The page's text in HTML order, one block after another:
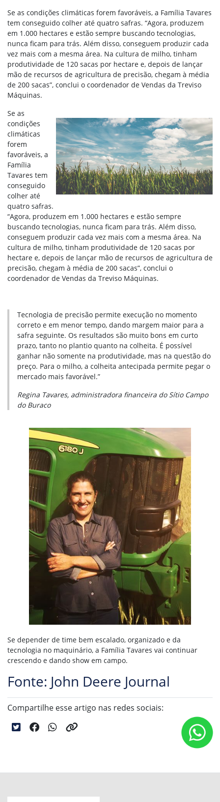
Se as condições climáticas forem favoráveis, a Família Tavares
tem conseguido colher até quatro safras. “Agora, produzem
em 1.000 hectares e estão sempre buscando tecnologias,
nunca ficam para trás. Além disso, conseguem produzir cada
vez mais com a mesma área. Na cultura de milho, tinham
produtividade de 120 sacas por hectare e, depois de lançar
mão de recursos de agricultura de precisão, chegam à média
de 200 sacas”, conclui o coordenador de Vendas da Treviso
Máquinas.
Se as
condições
climáticas
forem
favoráveis, a
Família
Tavares tem
conseguido
colher até
quatro safras.
“Agora, produzem em 1.000 hectares e estão sempre
buscando tecnologias, nunca ficam para trás. Além disso,
conseguem produzir cada vez mais com a mesma área. Na
cultura de milho, tinham produtividade de 120 sacas por
hectare e, depois de lançar mão de recursos de agricultura de
precisão, chegam à média de 200 sacas”, conclui o
coordenador de Vendas da Treviso Máquinas.
Tecnologia de precisão permite execução no momento
correto e em menor tempo, dando margem maior para a
safra seguinte. Os resultados são muito bons em curto
prazo, tanto no plantio quanto na colheita. É possível
ganhar não somente na produtividade, mas na questão do
preço. Para o milho, a colheita antecipada permite pegar o
mercado mais favorável.”
Regina Tavares, administradora financeira do Sítio Campo
do Buraco
Se depender de time bem escalado, organizado e da
tecnologia no maquinário, a Família Tavares vai continuar
crescendo e dando show em campo.
Fonte: John Deere Journal
Compartilhe esse artigo nas redes sociais: